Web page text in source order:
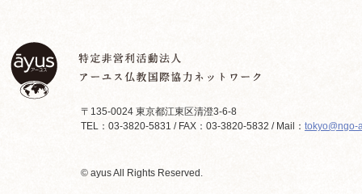
〒135-0024 東京都江東区清澄3-6-8
TEL：03-3820-5831 / FAX：03-3820-5832 / Mail： tokyo@ngo-
© ayus All Rights Reserved.